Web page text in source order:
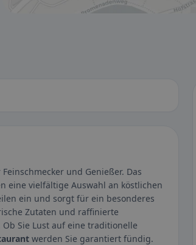
und Genießer. Das
eine vielfältige Auswahl an köstlichen
ein und sorgt für ein besonderes
Zutaten und raffinierte
Sie Lust auf eine traditionelle
werden Sie garantiert fündig.